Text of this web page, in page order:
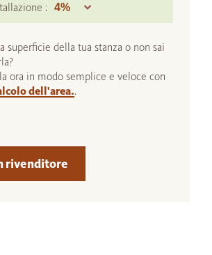
:
superficie della tua stanza o non sai
ora in modo semplice e veloce con
dell'area..
rivenditore